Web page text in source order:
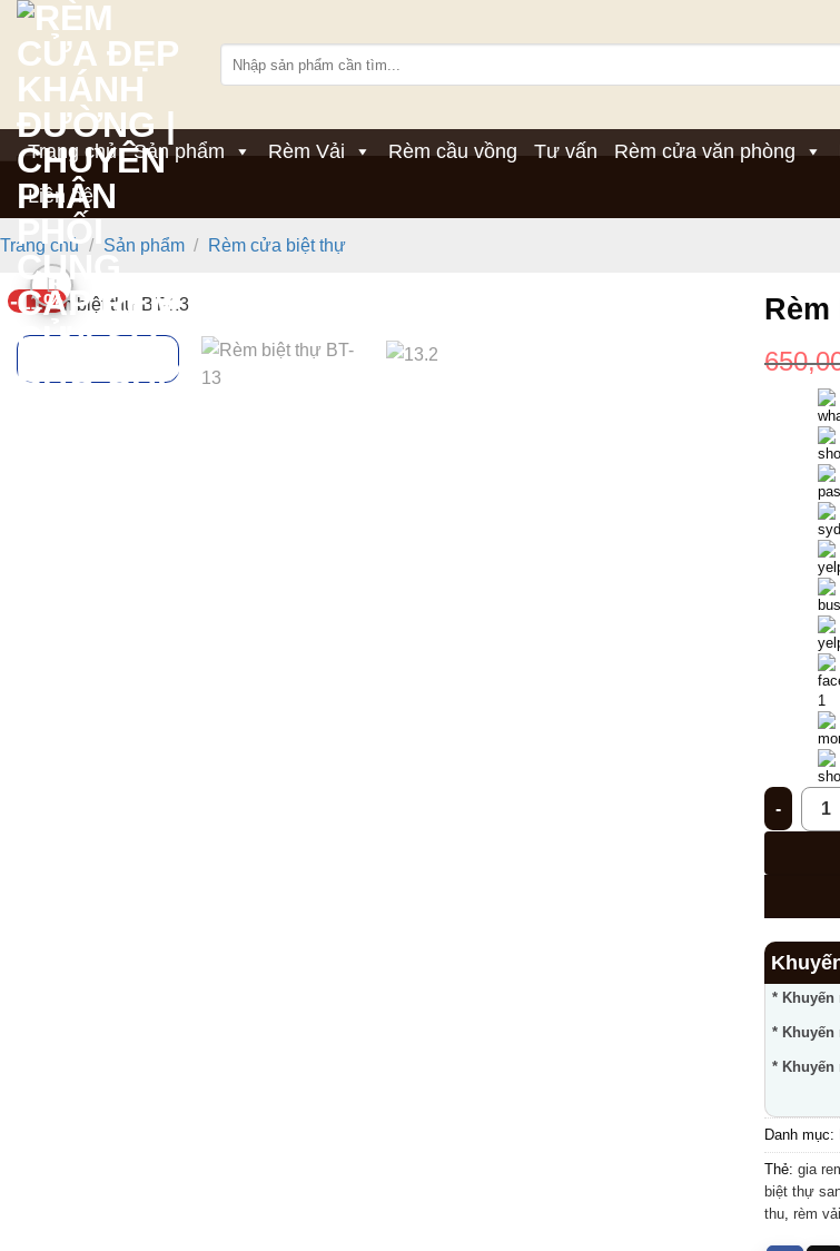
Bỏ
qua
nội
dung
kiếm:
Trang chủ Sản phẩm Rèm Vải Rèm cầu vồng Tư vấn Rèm cửa văn phòng
Liên hệ
Trang chủ / Sản phẩm / Rèm cửa biệt thự
-11%
Rèm biệt
* Khuyến
* Khuyến
* Khuyến
Danh mục:
Thẻ: gia
biệt thự
thu rèm